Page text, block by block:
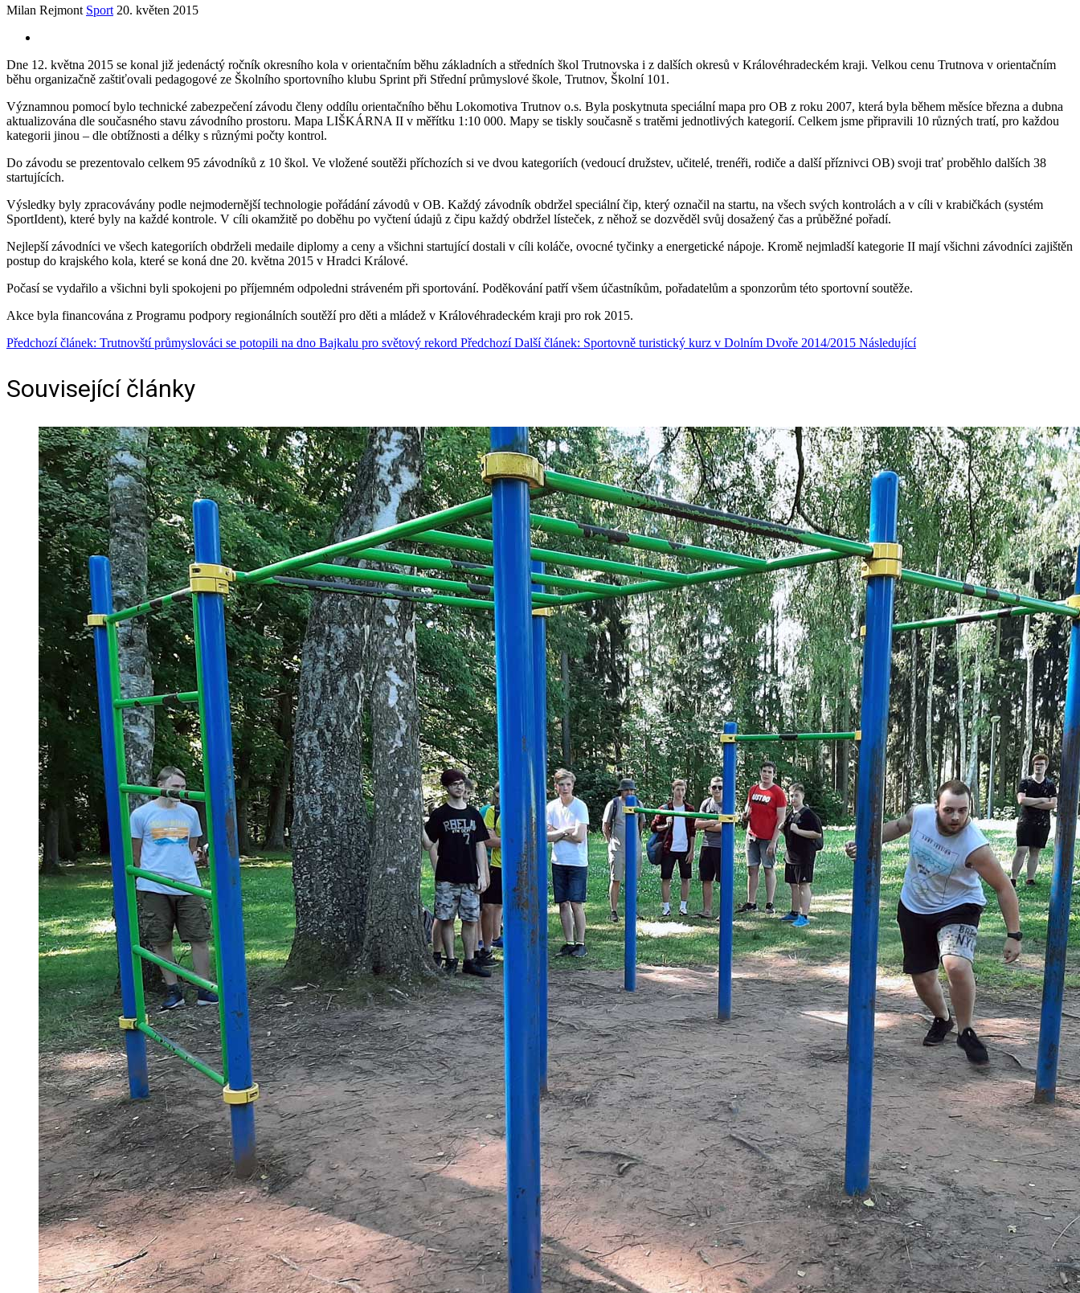
Milan Rejmont Sport 20. květen 2015
Dne 12. května 2015 se konal již jedenáctý ročník okresního kola v orientačním běhu základních a středních škol Trutnovska i z dalších okresů v Královéhradeckém kraji. Velkou cenu Trutnova v orientačním
běhu organizačně zaštiťovali pedagogové ze Školního sportovního klubu Sprint při Střední průmyslové škole, Trutnov, Školní 101.
Významnou pomocí bylo technické zabezpečení závodu členy oddílu orientačního běhu Lokomotiva Trutnov o.s. Byla poskytnuta speciální mapa pro OB z roku 2007, která byla během měsíce března a dubna
aktualizována dle současného stavu závodního prostoru. Mapa LIŠKÁRNA II v měřítku 1:10 000. Mapy se tiskly současně s tratěmi jednotlivých kategorií. Celkem jsme připravili 10 různých tratí, pro každou
kategorii jinou – dle obtížnosti a délky s různými počty kontrol.
Do závodu se prezentovalo celkem 95 závodníků z 10 škol. Ve vložené soutěži příchozích si ve dvou kategoriích (vedoucí družstev, učitelé, trenéři, rodiče a další příznivci OB) svoji trať proběhlo dalších 38
startujících.
Výsledky byly zpracovávány podle nejmodernější technologie pořádání závodů v OB. Každý závodník obdržel speciální čip, který označil na startu, na všech svých kontrolách a v cíli v krabičkách (systém
SportIdent), které byly na každé kontrole. V cíli okamžitě po doběhu po vyčtení údajů z čipu každý obdržel lísteček, z něhož se dozvěděl svůj dosažený čas a průběžné pořadí.
Nejlepší závodníci ve všech kategoriích obdrželi medaile diplomy a ceny a všichni startující dostali v cíli koláče, ovocné tyčinky a energetické nápoje. Kromě nejmladší kategorie II mají všichni závodníci zajištěn
postup do krajského kola, které se koná dne 20. května 2015 v Hradci Králové.
Počasí se vydařilo a všichni byli spokojeni po příjemném odpoledni stráveném při sportování. Poděkování patří všem účastníkům, pořadatelům a sponzorům této sportovní soutěže.
Akce byla financována z Programu podpory regionálních soutěží pro děti a mládež v Královéhradeckém kraji pro rok 2015.
Předchozí článek: Trutnovští průmyslováci se potopili na dno Bajkalu pro světový rekord Předchozí Další článek: Sportovně turistický kurz v Dolním Dvoře 2014/2015 Následující
Související články